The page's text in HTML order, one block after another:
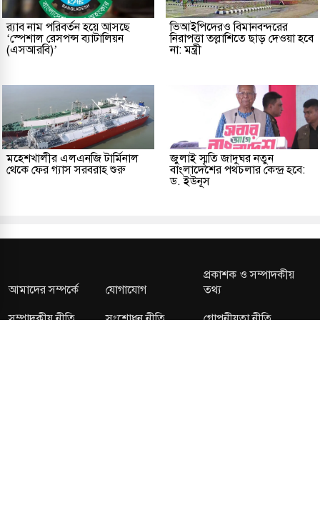
র‌্যাব নাম পরিবর্তন হয়ে আসছে
‘স্পেশাল রেসপন্স ব্যাটালিয়ন
(এসআরবি)’
ভিআইপিদেরও বিমানবন্দরের
নিরাপত্তা তল্লাশিতে ছাড় দেওয়া হবে
না: মন্ত্রী
মহেশখালীর এলএনজি টার্মিনাল
থেকে ফের গ্যাস সরবরাহ শুরু
জুলাই স্মৃতি জাদুঘর নতুন
বাংলাদেশের পথচলার কেন্দ্র হবে:
ড. ইউনূস
আমাদের সম্পর্কে যোগাযোগ
প্রকাশক ও সম্পাদকীয়
তথ্য
সম্পাদকীয় নীতি
সংশোধন নীতি গোপনীয়তা নীতি